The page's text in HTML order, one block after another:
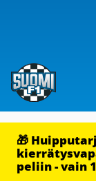
🎁
peliin - vain